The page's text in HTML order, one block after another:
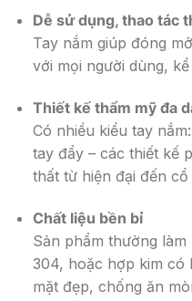
Dễ sử dụng, thao tác
Tay nắm giúp đóng
với mọi người dùng,
Thiết kế thẩm mỹ đa
Có nhiều kiểu tay
tay đẩy – các thiết kế
thất từ hiện đại đến cổ
Chất liệu bền bỉ
Sản phẩm thường
304, hoặc hợp kim có
mặt đẹp, chống ăn